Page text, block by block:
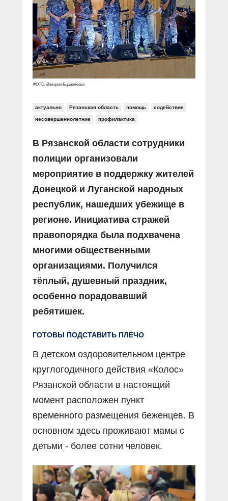
Социальные ролики
Документальные фильмы
Прямой разговор
В знании сила
Специальный репортаж
КиберПОСТОВОЙ
Газета «Щит и меч»
Журнал «Полиция России»
О ПОРТАЛЕ
Контакты
Вакансии
ФОТО: Валерия Бирмилеева
актуально Рязанская область помощь содействие
несовершеннолетние профилактика
В Рязанской области сотрудники
полиции организовали
мероприятие в поддержку жителей
Донецкой и Луганской народных
республик, нашедших убежище в
регионе. Инициатива стражей
правопорядка была подхвачена
многими общественными
организациями. Получился
тёплый, душевный праздник,
особенно порадовавший
ребятишек.
ГОТОВЫ ПОДСТАВИТЬ ПЛЕЧО
В детском оздоровительном центре
круглогодичного действия «Колос»
Рязанской области в настоящий
момент расположен пункт
временного размещения беженцев. В
основном здесь проживают мамы с
детьми - более сотни человек.